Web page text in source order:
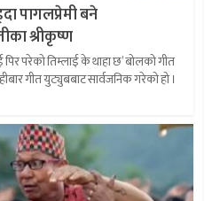
पागलप्रेमी बने
श्रीकृष्ण
परेको तिम्लाई के थाहा छ’ बोलको गीत
गीत युट्युबबाट सार्वजनिक गरेको हो ।